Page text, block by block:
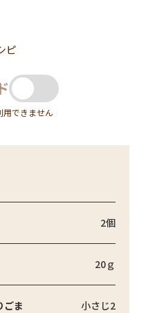
ピ
用できません
2個
20ｇ
ごま 小さじ2